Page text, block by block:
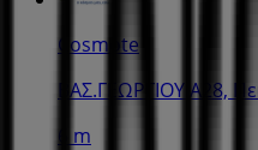
Cosmote
ΒΑΣ.ΓΕΩΡΓΙΟΥ Α28,
6 m